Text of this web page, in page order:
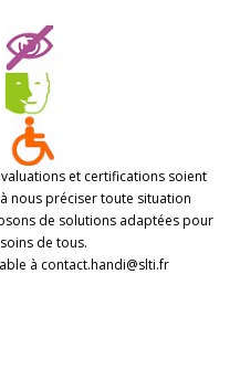
et certifications soient
nous préciser toute situation
de solutions adaptées pour
de tous.
à contact.handi@slti.fr